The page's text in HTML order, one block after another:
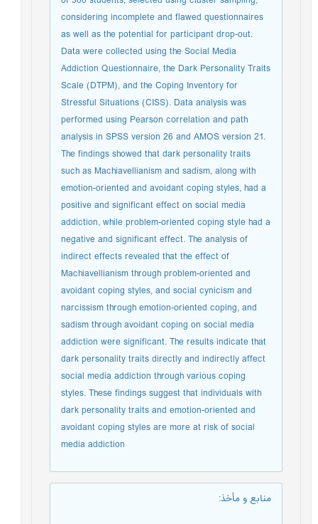
considering incomplete and flawed questionnaires
as well as the potential for participant drop-out.
Data were collected using the Social Media
Addiction Questionnaire, the Dark Personality Traits
Scale (DTPM), and the Coping Inventory for
Stressful Situations (CISS). Data analysis was
performed using Pearson correlation and path
analysis in SPSS version 26 and AMOS version 21.
The findings showed that dark personality traits
such as Machiavellianism and sadism, along with
emotion-oriented and avoidant coping styles, had a
positive and significant effect on social media
addiction, while problem-oriented coping style had a
negative and significant effect. The analysis of
indirect effects revealed that the effect of
Machiavellianism through problem-oriented and
avoidant coping styles, and social cynicism and
narcissism through emotion-oriented coping, and
sadism through avoidant coping on social media
addiction were significant. The results indicate that
dark personality traits directly and indirectly affect
social media addiction through various coping
styles. These findings suggest that individuals with
dark personality traits and emotion-oriented and
avoidant coping styles are more at risk of social
media addiction
منابع و مأخذ: